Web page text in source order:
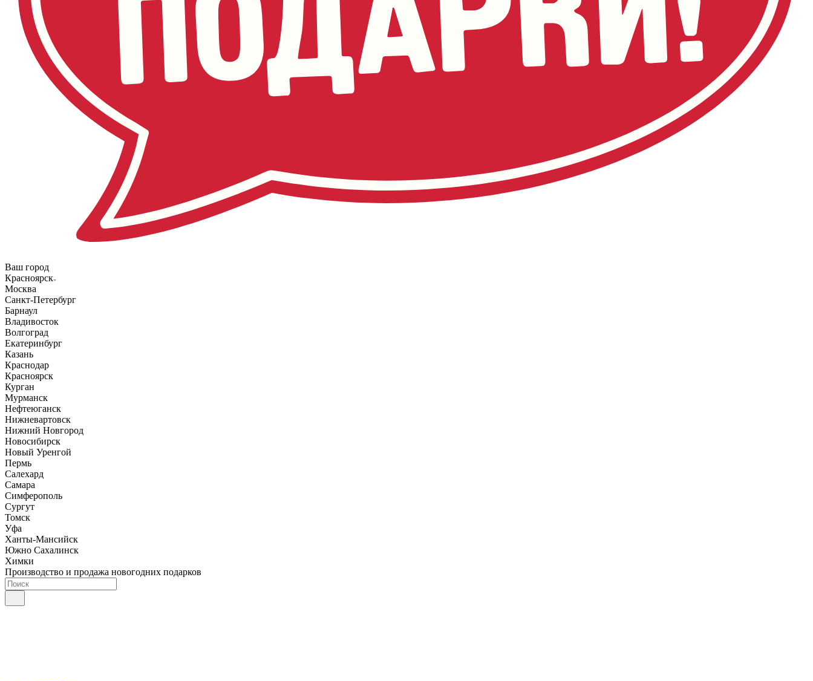
Ваш город
Красноярск
Москва
Санкт-Петербург
Барнаул
Владивосток
Волгоград
Екатеринбург
Казань
Краснодар
Красноярск
Курган
Мурманск
Нефтеюганск
Нижневартовск
Нижний Новгород
Новосибирск
Новый Уренгой
Пермь
Салехард
Самара
Симферополь
Сургут
Томск
Уфа
Ханты-Мансийск
Южно Сахалинск
Химки
Производство и продажа новогодних подарков